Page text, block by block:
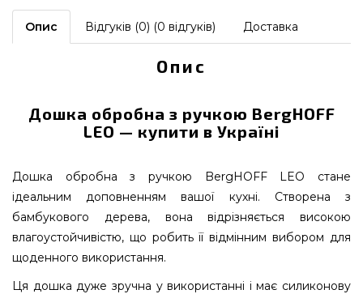
Опис Відгуків (0) (0 відгуків) Доставка
Опис
Дошка обробна з ручкою BergHOFF
LEO — купити в Україні
Дошка обробна з ручкою BergHOFF LEO стане
ідеальним доповненням вашої кухні. Створена з
бамбукового дерева, вона відрізняється високою
влагоустойчивістю, що робить її відмінним вибором для
щоденного використання.
Ця дошка дуже зручна у використанні і має силиконову